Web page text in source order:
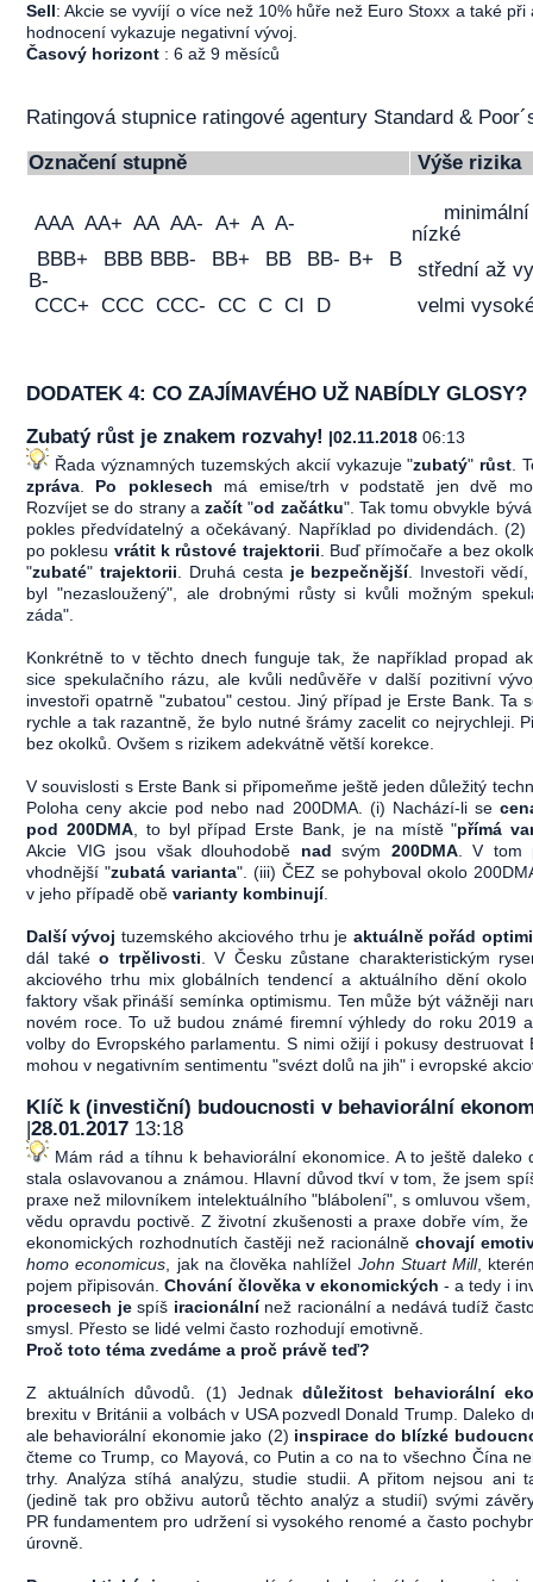
Sell: Akcie se vyvíjí o více než 10% hůře než Euro Stoxx a také při
hodnocení vykazuje negativní vývoj.
Časový horizont : 6 až 9 měsíců
Ratingová stupnice ratingové agentury Standard &
Označení stupně
Výše rizika
AAA AA+ AA AA- A+ A A-
nízké
BBB+ BBB BBB- BB+ BB BB- B+ B
B-
střední až
CCC+ CCC CCC- CC C CI D
velmi
DODATEK 4: CO ZAJÍMAVÉHO UŽ NABÍDLY GLOSY?
Zubatý růst je znakem rozvahy! |02.11.2018 06:13
Řada významných tuzemských akcií vykazuje "zubatý" růst .
zpráva
Po poklesech má emise/trh v podstatě jen dvě
Rozvíjet se do strany azačít"od začátku". Tak tomu obvykle
pokles předvídatelný a očekávaný. Například po dividendách. (2)
po poklesu vrátit k růstové trajektorii . Buď přímočaře a bez
"zubaté" trajektorii . Druhá cesta je bezpečnější. Investoři
byl "nezasloužený", ale drobnými růsty si kvůli možným
záda".
Konkrétně to v těchto dnech funguje tak, že například propad
sice spekulačního rázu, ale kvůli nedůvěře v další pozitivní
investoři opatrně "zubatou" cestou. Jiný případ je Erste Bank. Ta
rychle a tak razantně, že bylo nutné šrámy zacelit co nejrychleji.
bez okolků. Ovšem s rizikem adekvátně větší korekce.
V souvislosti s Erste Bank si připomeňme ještě jeden důležitý
Poloha ceny akcie pod nebo nad 200DMA. (i) Nachází-li se
pod 200DMA, to byl případ Erste Bank, je na místě "přímá
Akcie VIG jsou však dlouhodobě nadsvým 200DMA. V tom
vhodnější "zubatá varianta". (iii) ČEZ se pohyboval okolo
v jeho případě obě varianty kombinují.
Další vývoj tuzemského akciového trhu je aktuálně pořád
dál takéo trpělivosti . V Česku zůstane charakteristickým
akciového trhu mix globálních tendencí a aktuálního dění okolo
faktory však přináší semínka optimismu. Ten může být vážněji
novém roce. To už budou známé firemní výhledy do roku 2019
volby do Evropského parlamentu. S nimi ožijí i pokusy destruovat
mohou v negativním sentimentu "svézt dolů na jih" i evropské
Klíč k (investiční) budoucnosti v behaviorální
|28.01.2017 13:18
Mám rád a tíhnu k behaviorální ekonomice. A to ještě daleko
stala oslavovanou a známou. Hlavní důvod tkví v tom, že jsem
praxe než milovníkem intelektuálního "blábolení", s omluvou
vědu opravdu poctivě. Z životní zkušenosti a praxe dobře vím, že
ekonomických rozhodnutích častěji než racionálně chovají
homo economicus , jak na člověka nahlížel John Stuart Mill,
pojem připisován.Chování člověka v ekonomických - a tedy i
procesech jespíš iracionální než racionální a nedává tudíž
smysl. Přesto se lidé velmi často rozhodují emotivně.
Proč toto téma zvedáme a proč právě teď?
Z aktuálních důvodů. (1) Jednakdůležitost behaviorální
brexitu v Británii a volbách v USA pozvedl Donald Trump. Daleko
ale behaviorální ekonomie jako (2) inspirace do blízké
čteme co Trump, co Mayová, co Putin a co na to všechno Čína
trhy. Analýza stíhá analýzu, studie studii. A přitom nejsou ani
(jedině tak pro obživu autorů těchto analýz a studií) svými
PR fundamentem pro udržení si vysokého renomé a často
úrovně.